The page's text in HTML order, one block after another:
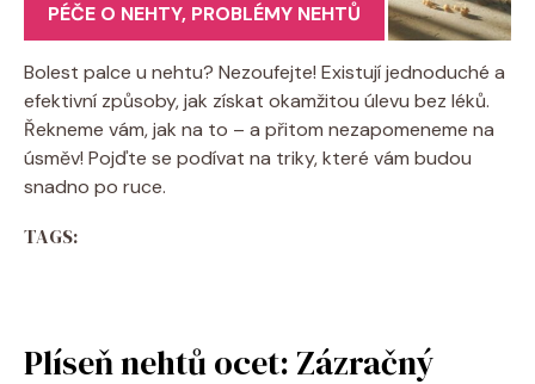
PÉČE O NEHTY, PROBLÉMY NEHTŮ
Bolest palce u nehtu? Nezoufejte! Existují jednoduché a
efektivní způsoby, jak získat okamžitou úlevu bez léků.
Řekneme vám, jak na to – a přitom nezapomeneme na
úsměv! Pojďte se podívat na triky, které vám budou
snadno po ruce.
TAGS:
Plíseň nehtů ocet: Zázračný